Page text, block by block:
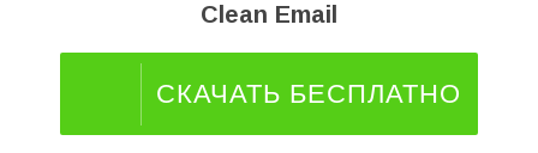
Clean Email
СКАЧАТЬ БЕСПЛАТНО